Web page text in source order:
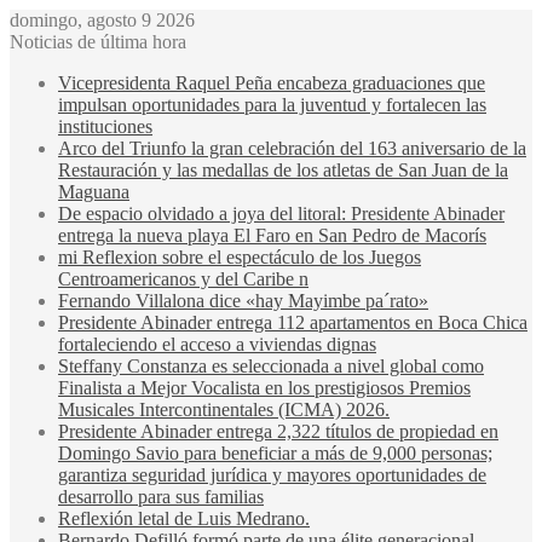
domingo, agosto 9 2026
Noticias de última hora
Vicepresidenta Raquel Peña encabeza graduaciones que
impulsan oportunidades para la juventud y fortalecen las
instituciones
Arco del Triunfo la gran celebración del 163 aniversario de la
Restauración y las medallas de los atletas de San Juan de la
Maguana
De espacio olvidado a joya del litoral: Presidente Abinader
entrega la nueva playa El Faro en San Pedro de Macorís
mi Reflexion sobre el espectáculo de los Juegos
Centroamericanos y del Caribe n
Fernando Villalona dice «hay Mayimbe pa´rato»
Presidente Abinader entrega 112 apartamentos en Boca Chica
fortaleciendo el acceso a viviendas dignas
Steffany Constanza es seleccionada a nivel global como
Finalista a Mejor Vocalista en los prestigiosos Premios
Musicales Intercontinentales (ICMA) 2026.
Presidente Abinader entrega 2,322 títulos de propiedad en
Domingo Savio para beneficiar a más de 9,000 personas;
garantiza seguridad jurídica y mayores oportunidades de
desarrollo para sus familias
Reflexión letal de Luis Medrano.